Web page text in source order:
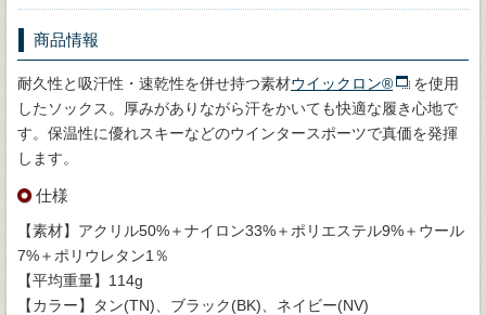
商品情報
耐久性と吸汗性・速乾性を併せ持つ素材ウイックロン®
を使用
したソックス。厚みがありながら汗をかいても快適な履き心地で
す。保温性に優れスキーなどのウインタースポーツで真価を発揮
します。
仕様
【素材】アクリル50%＋ナイロン33%＋ポリエステル9%＋ウール
7%＋ポリウレタン1％
【平均重量】114g
【カラー】タン(TN)、ブラック(BK)、ネイビー(NV)